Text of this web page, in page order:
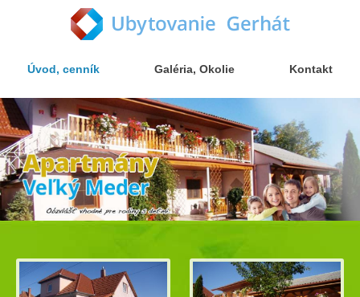
Jump to navigation
Úvod, cenník Galéria, Okolie Kontakt